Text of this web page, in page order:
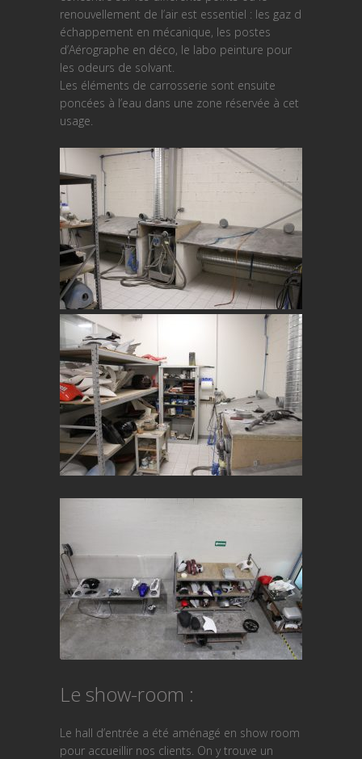
renouvellement de l’air est essentiel : les gaz d
échappement en mécanique, les postes
d’Aérographe en déco, le labo peinture pour
les odeurs de solvant.
Les éléments de carrosserie sont ensuite
poncées à l’eau dans une zone réservée à cet
usage.
Le show-room :
Le hall d’entrée a été aménagé en show room
pour accueillir nos clients. On y trouve un